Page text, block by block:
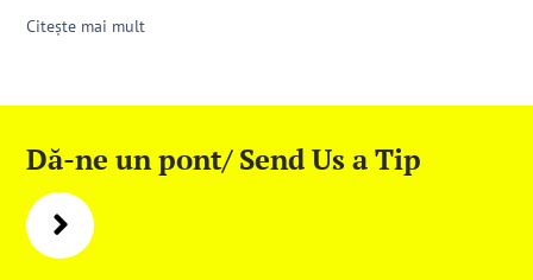
Citește mai mult
Dă-ne un pont/ Send Us a Tip